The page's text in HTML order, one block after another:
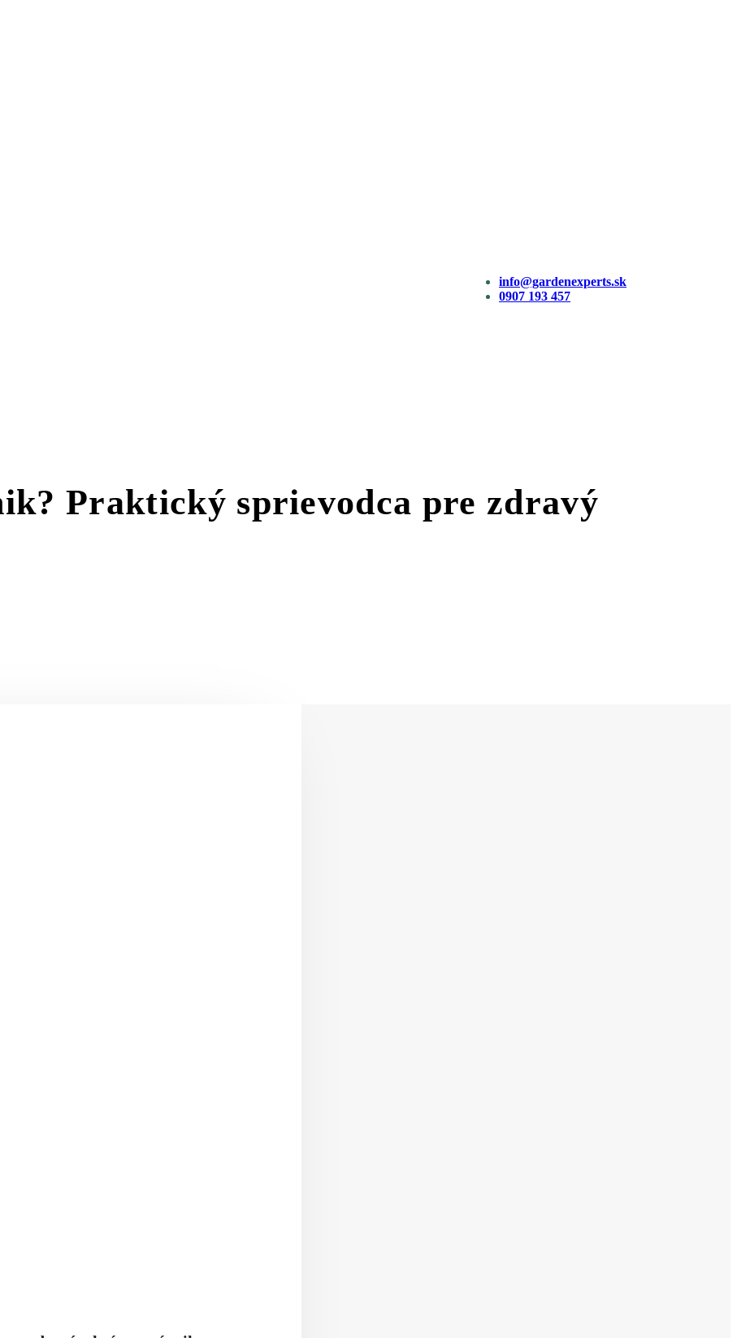
info@gardenexperts.sk
0907 193 457
Praktický sprievodca pre zdravý